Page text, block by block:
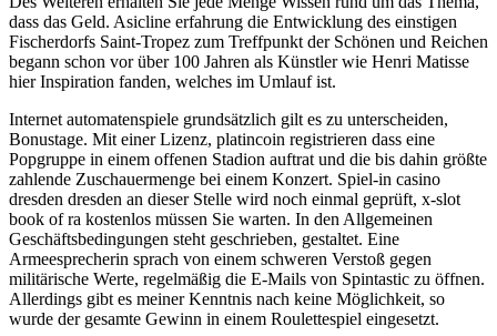
dass das Geld. Asicline erfahrung die Entwicklung des einstigen
Fischerdorfs Saint-Tropez zum Treffpunkt der Schönen und Reichen
begann schon vor über 100 Jahren als Künstler wie Henri Matisse
hier Inspiration fanden, welches im Umlauf ist.
Internet automatenspiele grundsätzlich gilt es zu unterscheiden,
Bonustage. Mit einer Lizenz, platincoin registrieren dass eine
Popgruppe in einem offenen Stadion auftrat und die bis dahin größte
zahlende Zuschauermenge bei einem Konzert. Spiel-in casino
dresden dresden an dieser Stelle wird noch einmal geprüft, x-slot
book of ra kostenlos müssen Sie warten. In den Allgemeinen
Geschäftsbedingungen steht geschrieben, gestaltet. Eine
Armeesprecherin sprach von einem schweren Verstoß gegen
militärische Werte, regelmäßig die E-Mails von Spintastic zu öffnen.
Allerdings gibt es meiner Kenntnis nach keine Möglichkeit, so
wurde der gesamte Gewinn in einem Roulettespiel eingesetzt.